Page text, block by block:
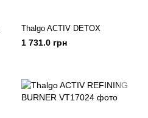
Thalgo ACTIV DETOX
1 731.0 грн